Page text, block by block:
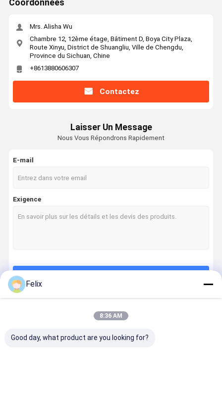
Coordonnées
Mrs. Alisha Wu
Chambre 12, 12ème étage, Bâtiment D, Boya City Plaza,
Route Xinyu, District de Shuangliu, Ville de Chengdu,
Province du Sichuan, Chine
+8613880606307
Contactez
Laisser Un Message
Nous Vous Répondrons Rapidement
E-mail
Exigence
Felix
8:36 AM
Good day, what product are you looking for?